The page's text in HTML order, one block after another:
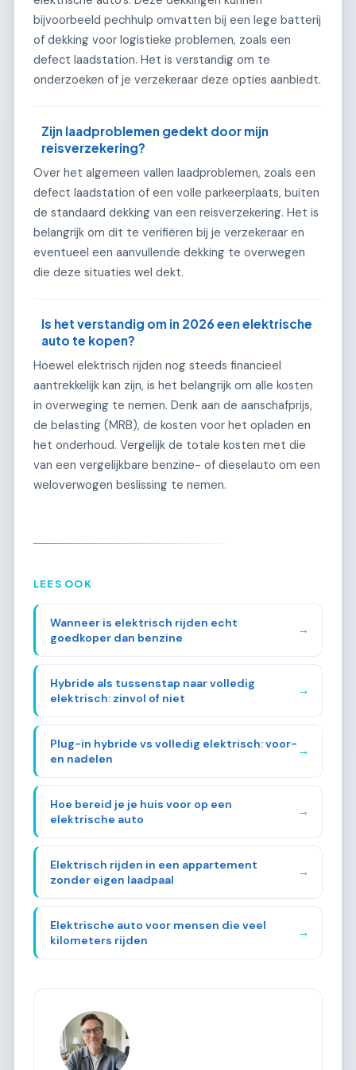
bijvoorbeeld pechhulp omvatten bij een lege batterij
of dekking voor logistieke problemen, zoals een
defect laadstation. Het is verstandig om te
onderzoeken of je verzekeraar deze opties aanbiedt.
Zijn laadproblemen gedekt door mijn
reisverzekering?
Over het algemeen vallen laadproblemen, zoals een
defect laadstation of een volle parkeerplaats, buiten
de standaard dekking van een reisverzekering. Het is
belangrijk om dit te verifiëren bij je verzekeraar en
eventueel een aanvullende dekking te overwegen
die deze situaties wel dekt.
Is het verstandig om in 2026 een elektrische
auto te kopen?
Hoewel elektrisch rijden nog steeds financieel
aantrekkelijk kan zijn, is het belangrijk om alle kosten
in overweging te nemen. Denk aan de aanschafprijs,
de belasting (MRB), de kosten voor het opladen en
het onderhoud. Vergelijk de totale kosten met die
van een vergelijkbare benzine- of dieselauto om een
weloverwogen beslissing te nemen.
LEES OOK
Wanneer is elektrisch rijden echt
goedkoper dan benzine
→
Hybride als tussenstap naar volledig
elektrisch: zinvol of niet
→
Plug-in hybride vs volledig elektrisch: voor-
en nadelen
→
Hoe bereid je je huis voor op een
elektrische auto
→
Elektrisch rijden in een appartement
zonder eigen laadpaal
→
Elektrische auto voor mensen die veel
kilometers rijden
→